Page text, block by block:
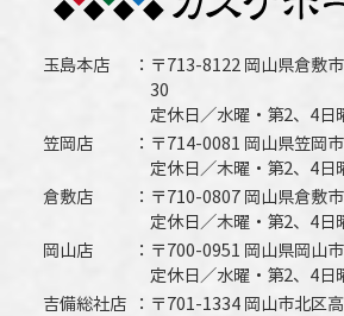
玉島本店
〒713-8122 岡山県倉敷
30
定休日／水曜・第2、4日
笠岡店
〒714-0081 岡山県笠岡
定休日／木曜・第2、4日
倉敷店
〒710-0807 岡山県倉敷
定休日／木曜・第2、4日
岡山店
〒700-0951 岡山県岡山
定休日／水曜・第2、4日
吉備総社店
〒701-1334 岡山市北区